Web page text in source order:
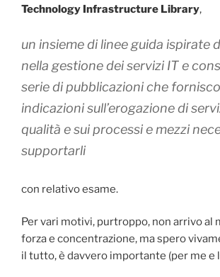
Technology Infrastructure Library,
un insieme di linee guida ispirate
nella gestione dei servizi IT e
serie di pubblicazioni che
indicazioni sull’erogazione di
qualità e sui processi e mezzi
supportarli
con relativo esame.
Per vari motivi, purtroppo, non arrivo al
forza e concentrazione, ma spero
il tutto, è davvero importante (per me e